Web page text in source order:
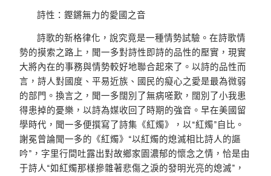
詩性：鏗鏘無力的愛國之音
詩歌的新格律化，說究竟是一種情勢試驗。在詩歌情
勢的摸索之路上，聞一多對詩性即詩的品性的壓實，現實
大將內在的事務與情勢較好地聯合起來了。以詩的品性而
言，詩人對國度、平易近族、國民的癡心之愛是最為微弱
的部門。換言之，聞一多闊別了無病嗟歎，闊別了小我患
得患掉的憂樂，以詩為媒收回了時期的強音。早在美國留
學時代，聞一多便撰寫了詩集《紅燭》，以“紅燭”自比。
謝冕曾論聞一多的《紅燭》“以紅燭的熄滅相比詩人的謳
吟”，字里行間吐露出對故鄉家園濃郁的懷念之情，恰是由
于詩人“如紅燭那樣摻雜著悲傷之淚的發明光亮的熄滅”，